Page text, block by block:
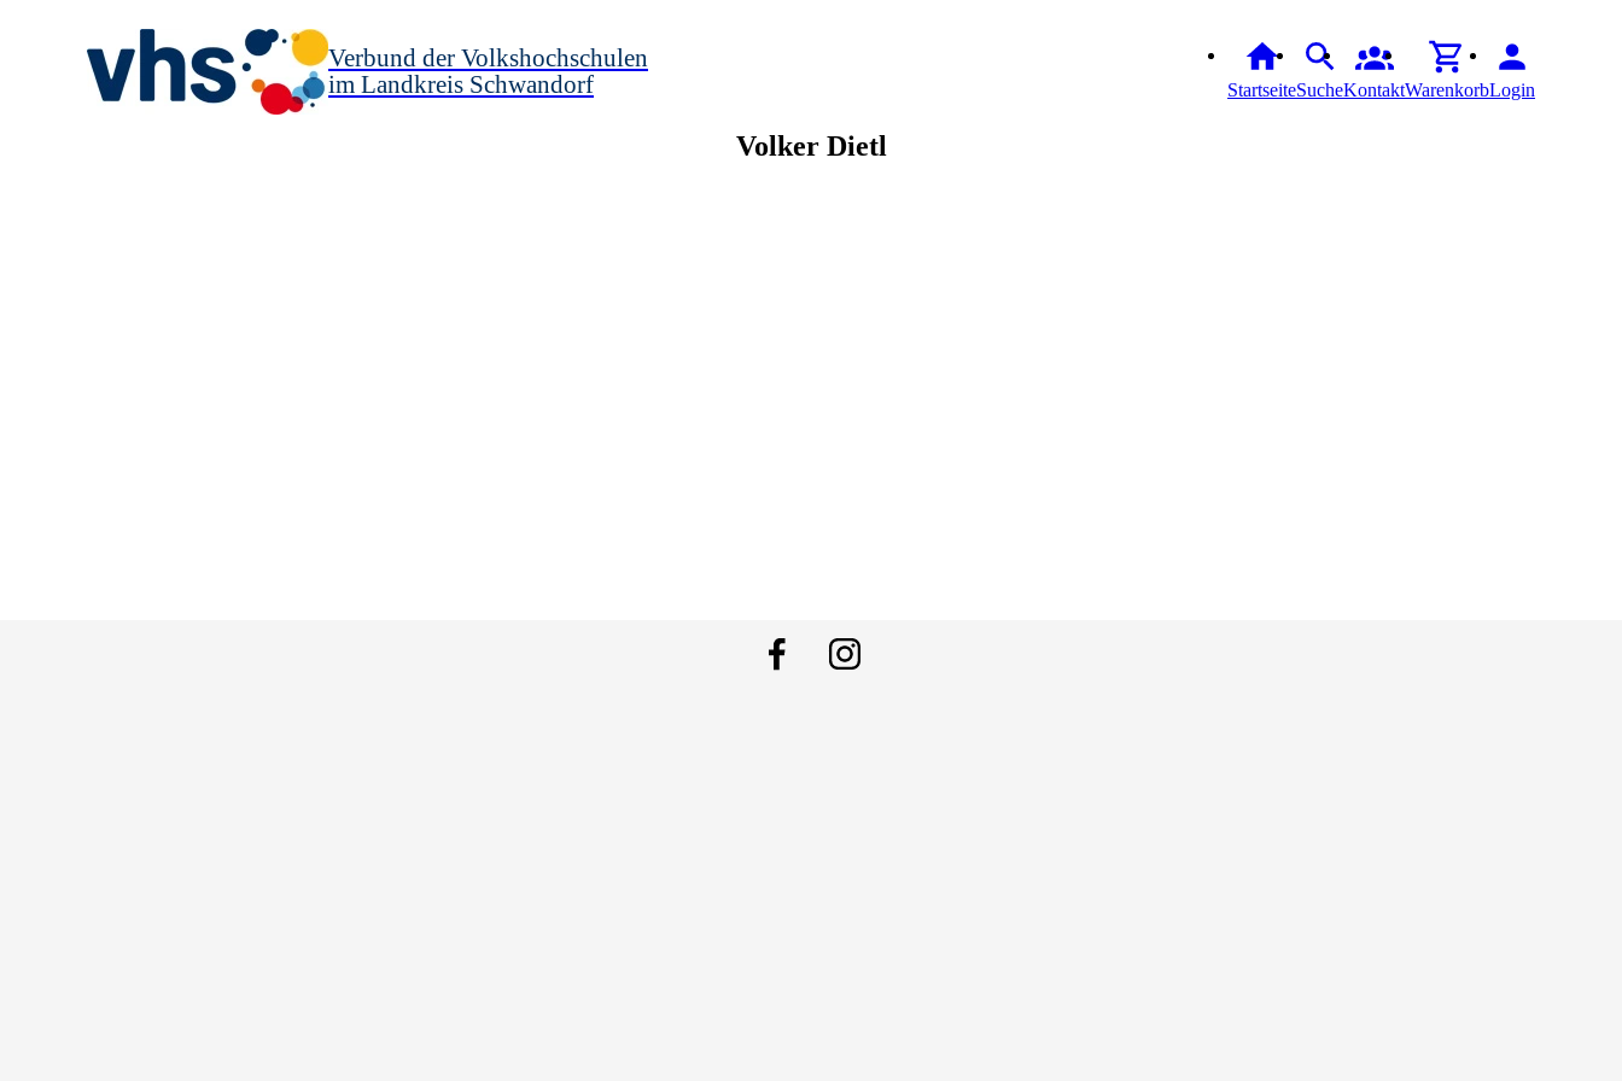
Verbund der Volkshochschulen
im Landkreis Schwandorf
StartseiteSucheKontaktWarenkorbLogin
Volker Dietl